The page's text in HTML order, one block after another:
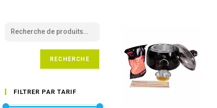
RECHERCHE
FILTRER PAR TARIF